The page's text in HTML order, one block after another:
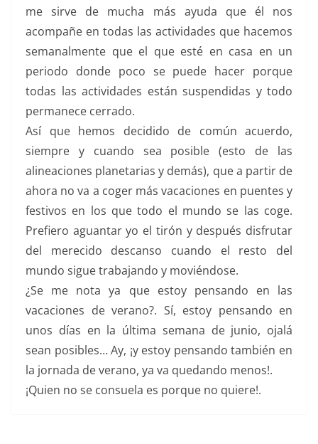
me sirve de mucha más ayuda que él nos
acompañe en todas las actividades que hacemos
semanalmente que el que esté en casa en un
periodo donde poco se puede hacer porque
todas las actividades están suspendidas y todo
permanece cerrado.
Así que hemos decidido de común acuerdo,
siempre y cuando sea posible (esto de las
alineaciones planetarias y demás), que a partir de
ahora no va a coger más vacaciones en puentes y
festivos en los que todo el mundo se las coge.
Prefiero aguantar yo el tirón y después disfrutar
del merecido descanso cuando el resto del
mundo sigue trabajando y moviéndose.
¿Se me nota ya que estoy pensando en las
vacaciones de verano?. Sí, estoy pensando en
unos días en la última semana de junio, ojalá
sean posibles… Ay, ¡y estoy pensando también en
la jornada de verano, ya va quedando menos!.
¡Quien no se consuela es porque no quiere!.